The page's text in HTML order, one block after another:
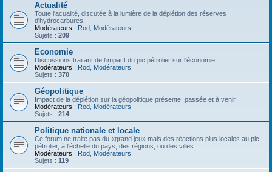
Actualité
Toute l'acualité, discutée à la lumière de la déplétion des réserves
d'hydrocarbures.
Modérateurs : Rod Modérateurs
Sujets : 209
Economie
Discussions traitant de l'impact du pic pétrolier sur l'économie.
Modérateurs : Rod Modérateurs
Sujets : 370
Géopolitique
Impact de la déplétion sur la géopolitique présente, passée et à venir.
Modérateurs : Rod Modérateurs
Sujets : 214
Politique nationale et locale
Ce forum ne traite pas du «grand jeu» mais des réactions plus locales au pic
pétrolier, à l'échelle du pays, des régions, ou des villes.
Modérateurs : Rod Modérateurs
Sujets : 119